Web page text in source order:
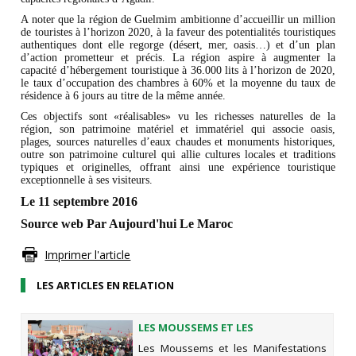
A noter que la région de Guelmim ambitionne d’accueillir un million
de touristes à l’horizon 2020, à la faveur des potentialités touristiques
authentiques dont elle regorge (désert, mer, oasis…) et d’un plan
d’action prometteur et précis. La région aspire à augmenter la
capacité d’hébergement touristique à 36.000 lits à l’horizon de 2020,
le taux d’occupation des chambres à 60% et la moyenne du taux de
résidence à 6 jours au titre de la même année.
Ces objectifs sont «réalisables» vu les richesses naturelles de la
région, son patrimoine matériel et immatériel qui associe oasis,
plages, sources naturelles d’eaux chaudes et monuments historiques,
outre son patrimoine culturel qui allie cultures locales et traditions
typiques et originelles, offrant ainsi une expérience touristique
exceptionnelle à ses visiteurs.
Le 11 septembre 2016
Source web Par Aujourd'hui Le Maroc
Imprimer l'article
LES ARTICLES EN RELATION
LES MOUSSEMS ET LES
MANIFESTATIONS SOCIALES ET
Les Moussems et les Manifestations